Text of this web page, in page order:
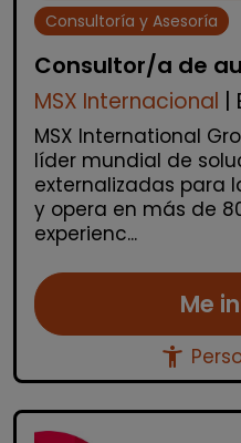
Consultoría y Asesoría
Consultor/a de
MSX Internacional |
MSX International
líder mundial de
externalizadas para
y opera en más de
experienc...
Me
accessibility_new